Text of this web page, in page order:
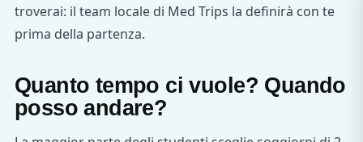
troverai: il team locale di Med Trips la definirà con te
prima della partenza.
Quanto tempo ci vuole? Quando
posso andare?